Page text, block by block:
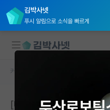
김박사넷
푸시 알림으로 소식을 빠르게
국내대학원 정보
커뮤니티 홈
[미국 CS 박사 유학] 학회